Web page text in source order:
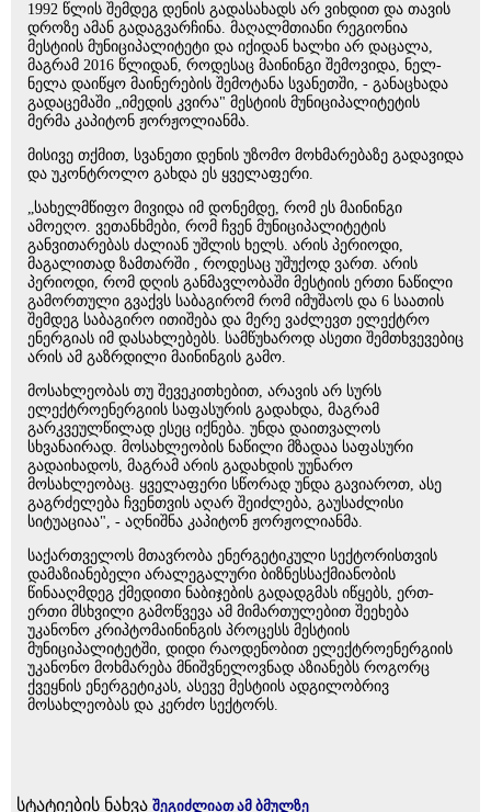
1992 წლის შემდეგ დენის გადასახადს არ ვიხდით და თავის
დროზე ამან გადაგვარჩინა. მაღალმთიანი რეგიონია
მესტიის მუნიციპალიტეტი და იქიდან ხალხი არ დაცალა,
მაგრამ 2016 წლიდან, როდესაც მაინინგი შემოვიდა, ნელ-
ნელა დაიწყო მაინერების შემოტანა სვანეთში, - განაცხადა
გადაცემაში „იმედის კვირა" მესტიის მუნიციპალიტეტის
მერმა კაპიტონ ჟორჟოლიანმა.
მისივე თქმით, სვანეთი დენის უზომო მოხმარებაზე გადავიდა
და უკონტროლო გახდა ეს ყველაფერი.
„სახელმწიფო მივიდა იმ დონემდე, რომ ეს მაინინგი
ამოეღო. ვეთანხმები, რომ ჩვენ მუნიციპალიტეტის
განვითარებას ძალიან უშლის ხელს. არის პერიოდი,
მაგალითად ზამთარში , როდესაც უშუქოდ ვართ. არის
პერიოდი, რომ დღის განმავლობაში მესტიის ერთი ნაწილი
გამორთული გვაქვს საბაგირომ რომ იმუშაოს და 6 საათის
შემდეგ საბაგირო ითიშება და მერე ვაძლევთ ელექტრო
ენერგიას იმ დასახლებებს. სამწუხაროდ ასეთი შემთხვევებიც
არის ამ გაზრდილი მაინინგის გამო.
მოსახლეობას თუ შევეკითხებით, არავის არ სურს
ელექტროენერგიის საფასურის გადახდა, მაგრამ
გარკვეულწილად ესეც იქნება. უნდა დაითვალოს
სხვანაირად. მოსახლეობის ნაწილი მზადაა საფასური
გადაიხადოს, მაგრამ არის გადახდის უუნარო
მოსახლეობაც. ყველაფერი სწორად უნდა გავიაროთ, ასე
გაგრძელება ჩვენთვის აღარ შეიძლება, გაუსაძლისი
სიტუაციაა", - აღნიშნა კაპიტონ ჟორჟოლიანმა.
საქართველოს მთავრობა ენერგეტიკული სექტორისთვის
დამაზიანებელი არალეგალური ბიზნესსაქმიანობის
წინააღმდეგ ქმედითი ნაბიჯების გადადგმას იწყებს, ერთ-
ერთი მსხვილი გამოწვევა ამ მიმართულებით შეეხება
უკანონო კრიპტომაინინგის პროცესს მესტიის
მუნიციპალიტეტში, დიდი რაოდენობით ელექტროენერგიის
უკანონო მოხმარება მნიშვნელოვნად აზიანებს როგორც
ქვეყნის ენერგეტიკას, ასევე მესტიის ადგილობრივ
მოსახლეობას და კერძო სექტორს.
სტატიების ნახვა შეგიძლიათ ამ ბმულზე